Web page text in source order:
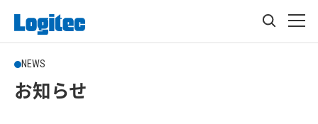
NEWS
お知らせ